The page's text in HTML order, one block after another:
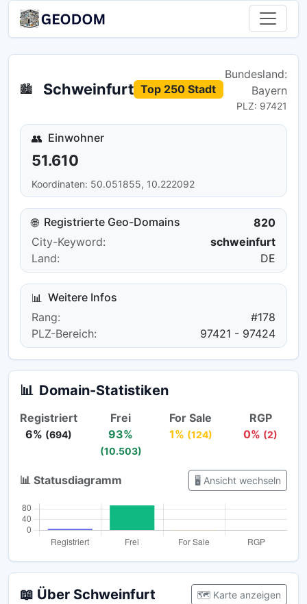
🏙️ Schweinfurt Top 250 Stadt
Bundesland:
Bayern
PLZ: 97421
👥 Einwohner
51.610
Koordinaten: 50.051855, 10.222092
🌐 Registrierte Geo-Domains
820
City-Keyword:
schweinfurt
Land:
DE
📊 Weitere Infos
Rang:
#178
PLZ-Bereich:
97421 - 97424
📊 Domain-Statistiken
Registriert
6% (694)
Frei
93%
(10.503)
For Sale
1% (124)
RGP
0% (2)
📊 Statusdiagramm 🖥️ Ansicht wechseln
📖 Über Schweinfurt 🗺️ Karte anzeigen